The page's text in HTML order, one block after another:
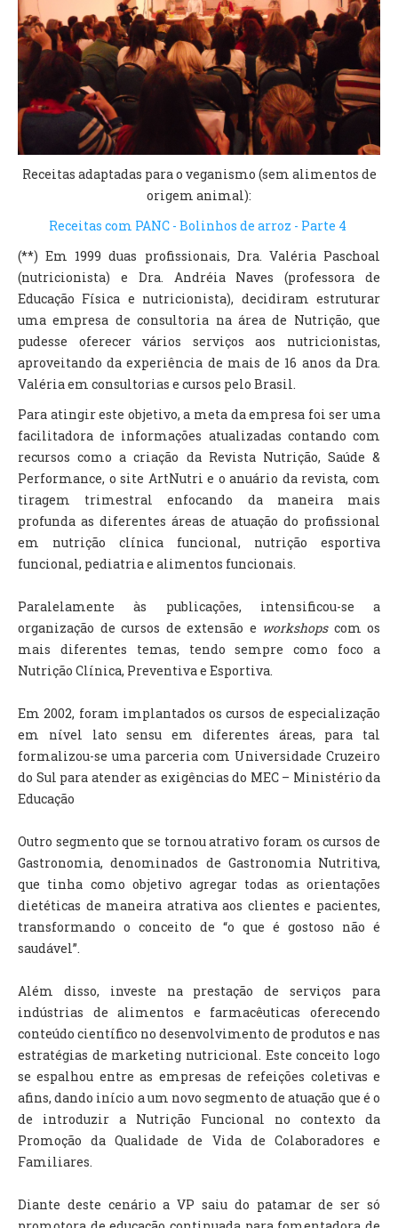
Receitas adaptadas para o veganismo (sem alimentos de
origem animal):
Receitas com PANC - Bolinhos de arroz - Parte 4
(**) Em 1999 duas profissionais, Dra. Valéria Paschoal
(nutricionista) e Dra. Andréia Naves (professora de
Educação Física e nutricionista), decidiram estruturar
uma empresa de consultoria na área de Nutrição, que
pudesse oferecer vários serviços aos nutricionistas,
aproveitando da experiência de mais de 16 anos da Dra.
Valéria em consultorias e cursos pelo Brasil.
Para atingir este objetivo, a meta da empresa foi ser uma
facilitadora de informações atualizadas contando com
recursos como a criação da Revista Nutrição, Saúde &
Performance, o site ArtNutri e o anuário da revista, com
tiragem trimestral enfocando da maneira mais
profunda as diferentes áreas de atuação do profissional
em nutrição clínica funcional, nutrição esportiva
funcional, pediatria e alimentos funcionais.
Paralelamente às publicações, intensificou-se a
organização de cursos de extensão e workshopscom os
mais diferentes temas, tendo sempre como foco a
Nutrição Clínica, Preventiva e Esportiva.
Em 2002, foram implantados os cursos de especialização
em nível lato sensu em diferentes áreas, para tal
formalizou-se uma parceria com Universidade Cruzeiro
do Sul para atender as exigências do MEC – Ministério da
Educação
Outro segmento que se tornou atrativo foram os cursos de
Gastronomia, denominados de Gastronomia Nutritiva,
que tinha como objetivo agregar todas as orientações
dietéticas de maneira atrativa aos clientes e pacientes,
transformando o conceito de “o que é gostoso não é
saudável”.
Além disso, investe na prestação de serviços para
indústrias de alimentos e farmacêuticas oferecendo
conteúdo científico no desenvolvimento de produtos e nas
estratégias de marketing nutricional. Este conceito logo
se espalhou entre as empresas de refeições coletivas e
afins, dando início a um novo segmento de atuação que é o
de introduzir a Nutrição Funcional no contexto da
Promoção da Qualidade de Vida de Colaboradores e
Familiares.
Diante deste cenário a VP saiu do patamar de ser só